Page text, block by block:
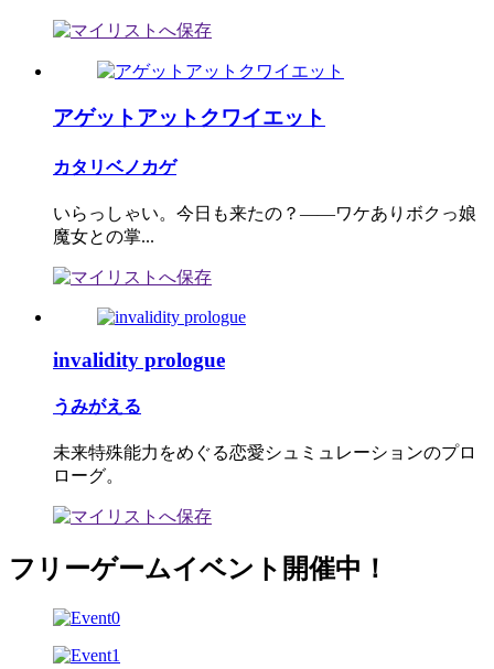
アゲットアットクワイエット
カタリベノカゲ
いらっしゃい。今日も来たの？――ワケありボクっ娘
魔女との掌...
invalidity prologue
うみがえる
未来特殊能力をめぐる恋愛シュミュレーションのプロ
ローグ。
フリーゲームイベント開催中！